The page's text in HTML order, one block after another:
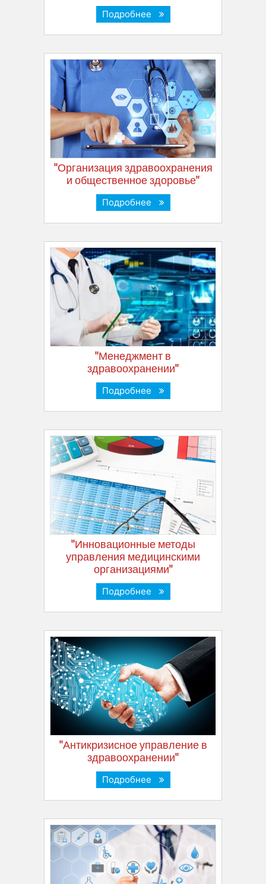
Подробнее
"Организация здравоохранения
и общественное здоровье"
Подробнее
"Менеджмент в
здравоохранении"
Подробнее
"Инновационные методы
управления медицинскими
организациями"
Подробнее
"Антикризисное управление в
здравоохранении"
Подробнее